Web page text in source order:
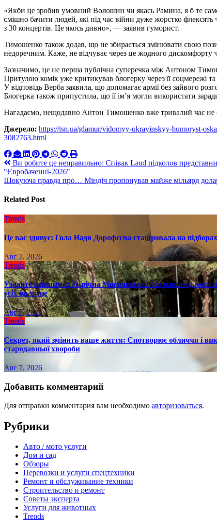
«Якби це зробив умовний Волошин чи якась Рамина, я б те
смішно бачити людей, які під час війни дуже жорстко флексять
з 30 концертів. Це якось дивно», — заявив гуморист.
Тимошенко також додав, що не збирається змінювати свою
недоречним. Каже, не відчуває через це жодного дискомфорту
Зазначимо, це не перша публічна суперечка між Антоном
Притулою комік уже критикував блогерку через її соцмережі
У відповідь Верба заявила, що допомагає армії без зайвого
Блогерка також припустила, що її ім’я могли використати
Нагадаємо, нещодавно Антон Тимошенко вже тривалий час не
Джерело: https://tsn.ua/glamur/vidomyy-ukrayinskyy-humoryst-
3082763.html
Навигация
по
Ви робите це неправильно: Співак Laud підколов
"Євробаченні-2026"
Шокуюча правда про… Міндіч пропонував майже мільярд
Related Post
Trends
Це вас здивує: Гола Надя Дорофєєва станцювала на
Авг 7, 2026
Trends
Узнайте першими: 51-річна Могилевська без макіяжу
усіх на місце
Авг 7, 2026
Trends
Секрет, який змінить ваше життя: Спотворює обличчя і
стародавньої хвороби
Авг 7, 2026
Добавить комментарий
Для отправки комментария вам необходимо авторизоваться.
Рубрики
Авто / мото услуги
Дом и сад
Обзоры
Перевозки и услуги спецтехники
Ремонт и обслуживание техники
Строительство и ремонт
Советы эксперта
Услуги для животных
Trends